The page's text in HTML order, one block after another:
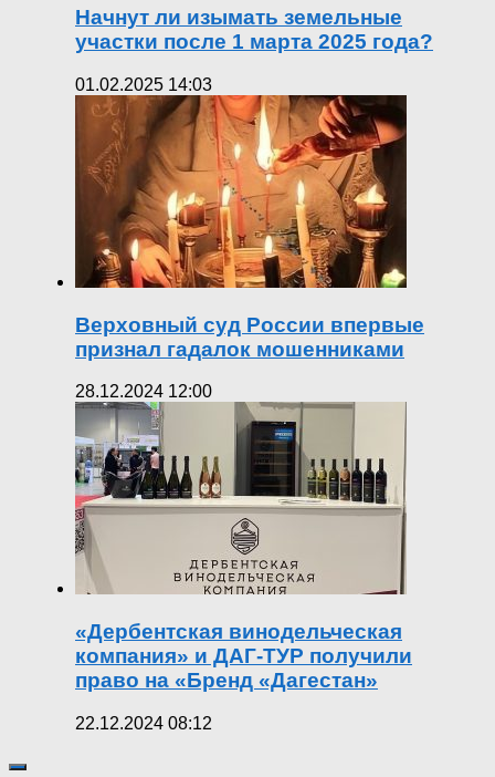
Начнут ли изымать земельные
участки после 1 марта 2025 года?
01.02.2025 14:03
Верховный суд России впервые
признал гадалок мошенниками
28.12.2024 12:00
«Дербентская винодельческая
компания» и ДАГ-ТУР получили
право на «Бренд «Дагестан»
22.12.2024 08:12